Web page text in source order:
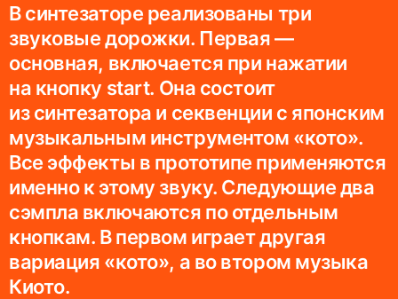
В синтезаторе реализованы три
звуковые дорожки. Первая —
основная, включается при нажатии
на кнопку start. Она состоит
из синтезатора и секвенции с японским
музыкальным инструментом «кото».
Все эффекты в прототипе применяются
именно к этому звуку. Следующие два
сэмпла включаются по отдельным
кнопкам. В первом играет другая
вариация «кото», а во втором музыка
Киото.